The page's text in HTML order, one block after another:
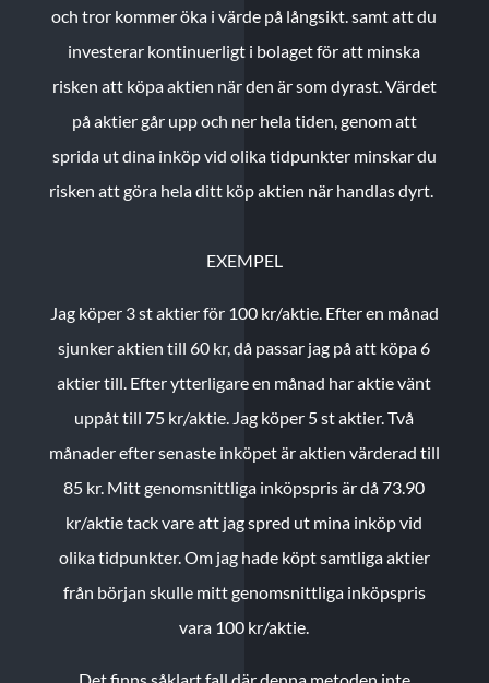
och tror kommer öka i värde på långsikt. samt att du
investerar kontinuerligt i bolaget för att minska
risken att köpa aktien när den är som dyrast. Värdet
på aktier går upp och ner hela tiden, genom att
sprida ut dina inköp vid olika tidpunkter minskar du
risken att göra hela ditt köp aktien när handlas dyrt.
EXEMPEL
Jag köper 3 st aktier för 100 kr/aktie. Efter en månad
sjunker aktien till 60 kr, då passar jag på att köpa 6
aktier till. Efter ytterligare en månad har aktie vänt
uppåt till 75 kr/aktie. Jag köper 5 st aktier.Två
månader efter senaste inköpet är aktien värderad till
85 kr. Mitt genomsnittliga inköpspris är då 73.90
kr/aktie tack vare att jag spred ut mina inköp vid
olika tidpunkter. Om jag hade köpt samtliga aktier
från början skulle mitt genomsnittliga inköpspris
vara 100 kr/aktie.